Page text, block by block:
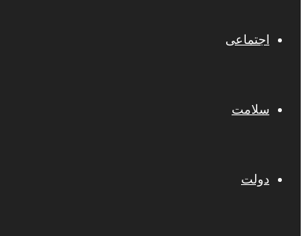
اجتماعی
سلامت
دولت